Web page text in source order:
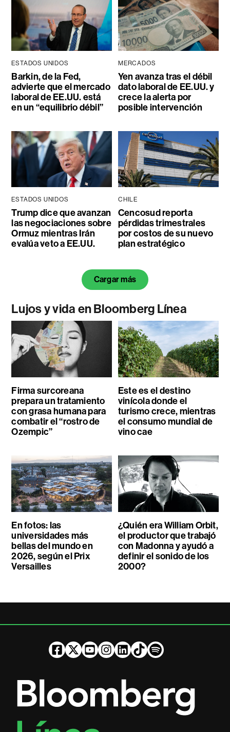
ESTADOS UNIDOS
Barkin, de la Fed,
advierte que el mercado
laboral de EE.UU. está
en un “equilibrio débil”
MERCADOS
Yen avanza tras el débil
dato laboral de EE.UU. y
crece la alerta por
posible intervención
ESTADOS UNIDOS
Trump dice que avanzan
las negociaciones sobre
Ormuz mientras Irán
evalúa veto a EE.UU.
CHILE
Cencosud reporta
pérdidas trimestrales
por costos de su nuevo
plan estratégico
Cargar más
Lujos y vida en Bloomberg Línea
Firma surcoreana
prepara un tratamiento
con grasa humana para
combatir el “rostro de
Ozempic”
Este es el destino
vinícola donde el
turismo crece, mientras
el consumo mundial de
vino cae
En fotos: las
universidades más
bellas del mundo en
2026, según el Prix
Versailles
¿Quién era William Orbit,
el productor que trabajó
con Madonna y ayudó a
definir el sonido de los
2000?